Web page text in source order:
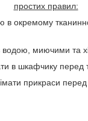
простих правил:
в окремому
водою, миючими та
в шкафчику перед
прикраси